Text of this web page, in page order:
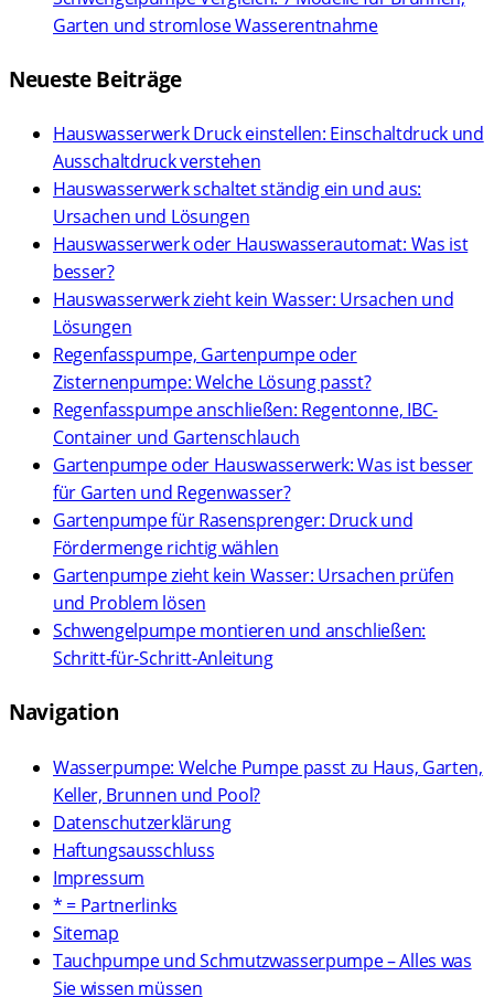
Garten und stromlose Wasserentnahme
Neueste Beiträge
Hauswasserwerk Druck einstellen: Einschaltdruck und
Ausschaltdruck verstehen
Hauswasserwerk schaltet ständig ein und aus:
Ursachen und Lösungen
Hauswasserwerk oder Hauswasserautomat: Was ist
besser?
Hauswasserwerk zieht kein Wasser: Ursachen und
Lösungen
Regenfasspumpe, Gartenpumpe oder
Zisternenpumpe: Welche Lösung passt?
Regenfasspumpe anschließen: Regentonne, IBC-
Container und Gartenschlauch
Gartenpumpe oder Hauswasserwerk: Was ist besser
für Garten und Regenwasser?
Gartenpumpe für Rasensprenger: Druck und
Fördermenge richtig wählen
Gartenpumpe zieht kein Wasser: Ursachen prüfen
und Problem lösen
Schwengelpumpe montieren und anschließen:
Schritt-für-Schritt-Anleitung
Navigation
Wasserpumpe: Welche Pumpe passt zu Haus, Garten,
Keller, Brunnen und Pool?
Datenschutzerklärung
Haftungsausschluss
Impressum
* = Partnerlinks
Sitemap
Tauchpumpe und Schmutzwasserpumpe – Alles was
Sie wissen müssen